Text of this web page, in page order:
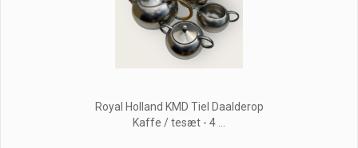
Royal Holland KMD Tiel Daalderop
Kaffe / tesæt - 4 ...